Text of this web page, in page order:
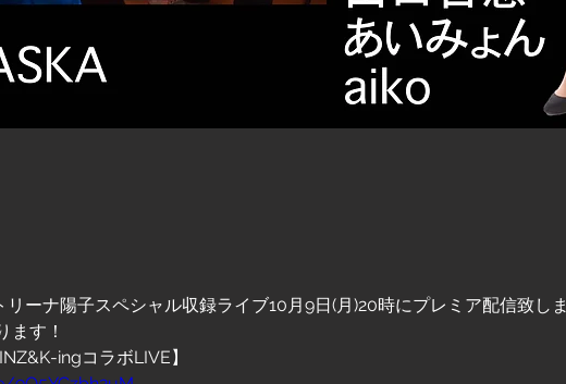
ーナ陽子スペシャル収録ライブ10月9日(月)20時にプレミア配信致しま
す！
ingコラボLIVE】